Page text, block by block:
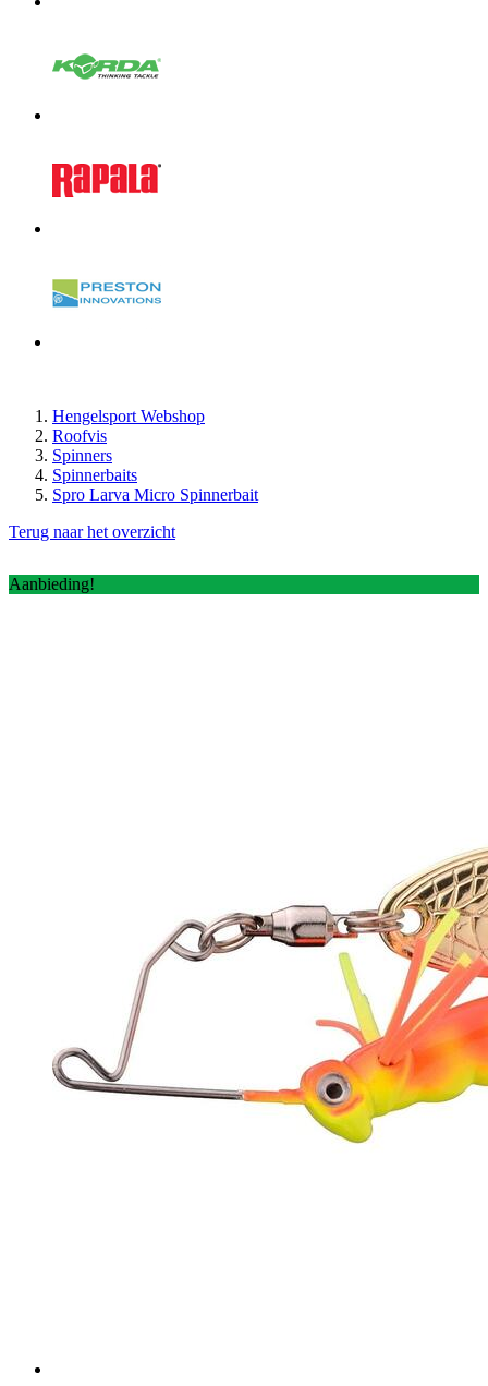
Hengelsport Webshop
Roofvis
Spinners
Spinnerbaits
Spro Larva Micro Spinnerbait
Terug naar het overzicht
Aanbieding!